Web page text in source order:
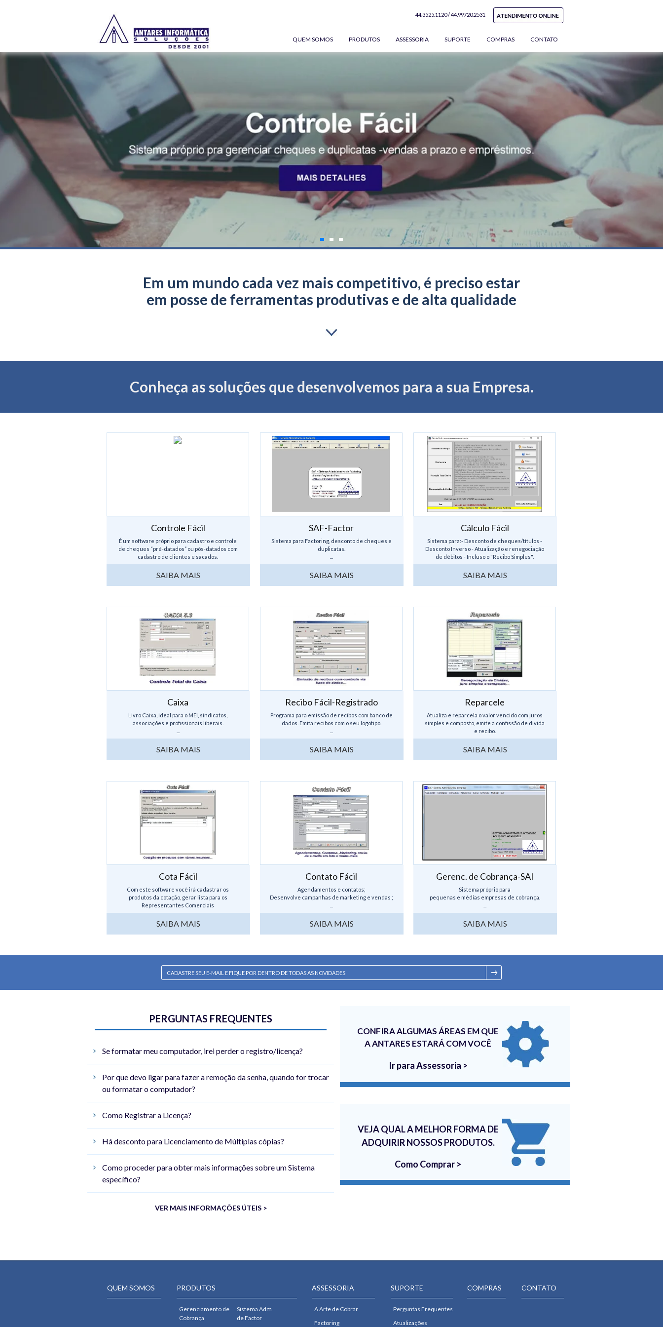
44.3525.1120 /44.99720.2531
QUEM SOMOS PRODUTOS ASSESSORIA SUPORTE COMPRAS CONTATO
Em um mundo cada vez mais competitivo, é preciso estar
em posse de ferramentas produtivas e de alta qualidade
Conheça as soluções que desenvolvemos para a sua Empresa.
Controle Fácil
É um software próprio para cadastro e controle
de cheques “pré-datados” ou pós-datados com
cadastro de clientes e sacados.
...
SAIBA MAIS
SAF-Factor
Sistema para Factoring, desconto de cheques e
duplicatas.
SAIBA MAIS
Cálculo Fácil
Sistema para:- Desconto de cheques/títulos -
Desconto Inverso - Atualização e renegociação
de débitos - Incluso o "Recibo Simples".
...
SAIBA MAIS
Caixa
Livro Caixa, ideal para o MEI, sindicatos,
associações e profissionais liberais.
SAIBA MAIS
Recibo Fácil-Registrado
Programa para emissão de recibos com banco de
dados. Emita recibos com o seu logotipo.
SAIBA MAIS
Reparcele
Atualiza e reparcela o valor vencido com juros
simples e composto, emite a confissão de divida
e recibo.
...
SAIBA MAIS
Cota Fácil
Com este software você irá cadastrar os
produtos da cotação, gerar lista para os
Representantes Comerciais
...
SAIBA MAIS
Contato Fácil
Agendamentos e contatos;
Desenvolve campanhas de marketing e vendas ;
SAIBA MAIS
Gerenc. de Cobrança-SAI
Sistema próprio para
pequenas e médias empresas de cobrança.
SAIBA MAIS
PERGUNTAS FREQUENTES
Se formatar meu computador, irei perder o registro/licença?
Por que devo ligar para fazer a remoção da senha, quando for trocar
ou formatar o computador?
Como Registrar a Licença?
Há desconto para Licenciamento de Múltiplas cópias?
Como proceder para obter mais informações sobre um Sistema
específico?
VER MAIS INFORMAÇÕES ÚTEIS >
CONFIRA ALGUMAS ÁREAS EM QUE
A ANTARES ESTARÁ COM VOCÊ
Ir para Assessoria >
VEJA QUAL A MELHOR FORMA DE
ADQUIRIR NOSSOS PRODUTOS.
Como Comprar >
QUEM SOMOS PRODUTOS
Gerenciamento de
Cobrança
Sistema Adm
de Factor
ASSESSORIA
A Arte de Cobrar
Factoring
SUPORTE
Perguntas Frequentes
Atualizações
COMPRAS CONTATO